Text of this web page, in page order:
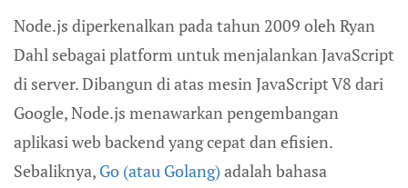
Node.js diperkenalkan pada tahun 2009 oleh Ryan
Dahl sebagai platform untuk menjalankan JavaScript
di server. Dibangun di atas mesin JavaScript V8 dari
Google, Node.js menawarkan pengembangan
aplikasi web backend yang cepat dan efisien.
Sebaliknya, Go (atau Golang) adalah bahasa